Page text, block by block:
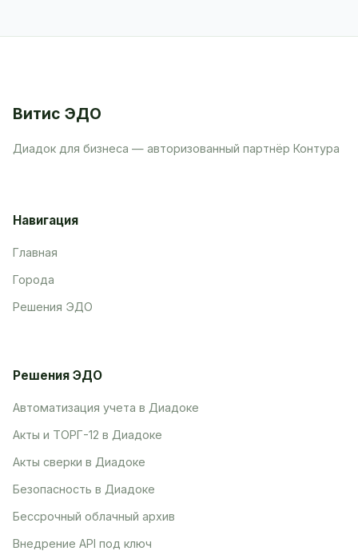
Витис ЭДО
Диадок для бизнеса — авторизованный партнёр Контура
Навигация
Главная
Города
Решения ЭДО
Решения ЭДО
Автоматизация учета в Диадоке
Акты и ТОРГ-12 в Диадоке
Акты сверки в Диадоке
Безопасность в Диадоке
Бессрочный облачный архив
Внедрение API под ключ